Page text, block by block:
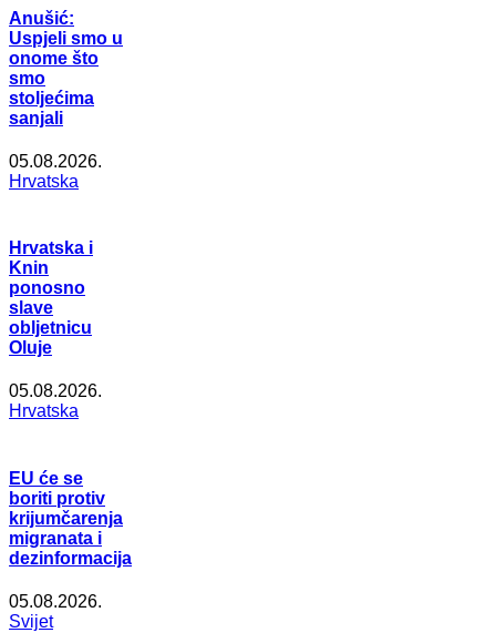
Anušić:
Uspjeli smo u
onome što
smo
stoljećima
sanjali
05.08.2026.
Hrvatska
Hrvatska i
Knin
ponosno
slave
obljetnicu
Oluje
05.08.2026.
Hrvatska
EU će se
boriti protiv
krijumčarenja
migranata i
dezinformacija
05.08.2026.
Svijet